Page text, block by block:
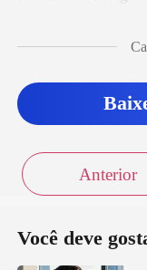
Anterior
Você deve